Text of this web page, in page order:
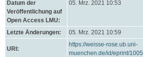
Datum der
Veröffentlichung auf
Open Access LMU:
05. Mrz. 2021 10:53
Letzte Änderungen: 05. Mrz. 2021 10:59
URI:
https://weisse-rose.ub.uni-
muenchen.de/id/eprint/1005